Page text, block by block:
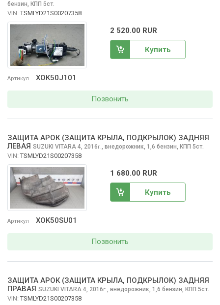
Артикул XOK50J101
бензин, КПП 5ст.
VIN: TSMLYD21S00207358
2 520.00 RUR
Купить
Позвонить
Артикул XOK50SU01
ЗАЩИТА АРОК (ЗАЩИТА КРЫЛА, ПОДКРЫЛОК) ЗАДНЯЯ
ЛЕВАЯ SUZUKI VITARA 4, 2016г., внедорожник, 1,6 бензин, КПП 5ст.
VIN: TSMLYD21S00207358
1 680.00 RUR
Купить
Позвонить
ЗАЩИТА АРОК (ЗАЩИТА КРЫЛА, ПОДКРЫЛОК) ЗАДНЯЯ
ПРАВАЯ SUZUKI VITARA 4, 2016г., внедорожник, 1,6 бензин, КПП 5ст.
VIN: TSMLYD21S00207358